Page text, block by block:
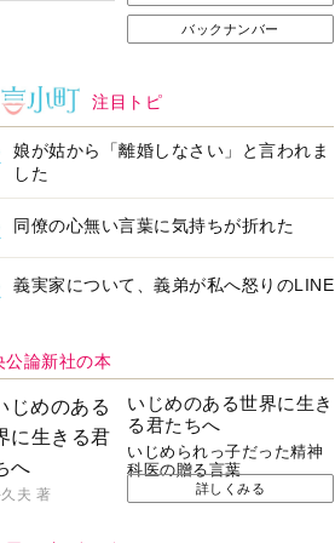
バックナンバー
注目トピ
娘が姑から「離婚しなさい」と言われま
した
同僚の心無い言葉に気持ちが折れた
義実家について、義弟が私へ怒りのLINE
公論新社の本
いじめのある世界に生き
る君たちへ
いじめられっ子だった精神
科医の贈る言葉
夫 著 詳しくみる